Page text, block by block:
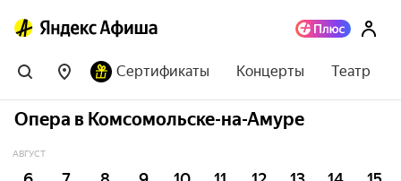
Сертификаты Концерты Театр
Опера в Комсомольске-на-Амуре
АВГУСТ